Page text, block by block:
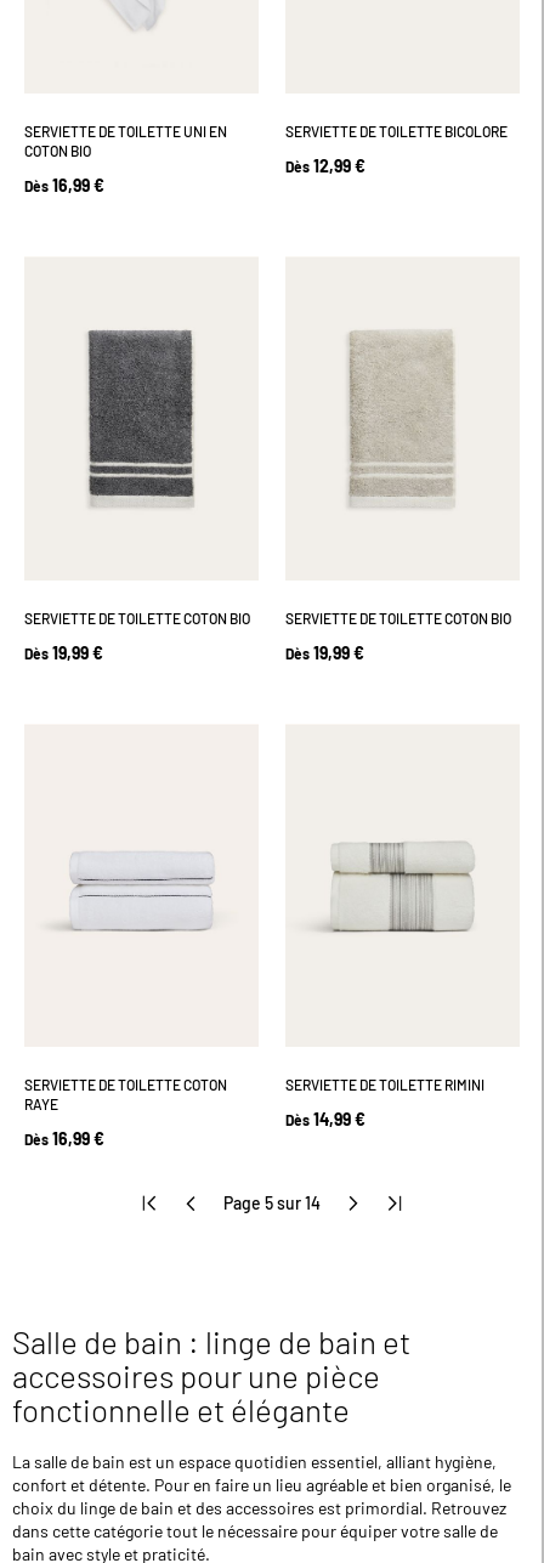
SERVIETTE DE TOILETTE UNI EN
COTON BIO
Dès 16,99 €
SERVIETTE DE TOILETTE BICOLORE
Dès 12,99 €
SERVIETTE DE TOILETTE COTON BIO
Dès 19,99 €
SERVIETTE DE TOILETTE COTON BIO
Dès 19,99 €
SERVIETTE DE TOILETTE COTON
RAYE
Dès 16,99 €
SERVIETTE DE TOILETTE RIMINI
Dès 14,99 €
Page 5 sur 14
Salle de bain : linge de bain et
accessoires pour une pièce
fonctionnelle et élégante
La salle de bain est un espace quotidien essentiel, alliant hygiène,
confort et détente. Pour en faire un lieu agréable et bien organisé, le
choix du linge de bain et des accessoires est primordial. Retrouvez
dans cette catégorie tout le nécessaire pour équiper votre salle de
bain avec style et praticité.